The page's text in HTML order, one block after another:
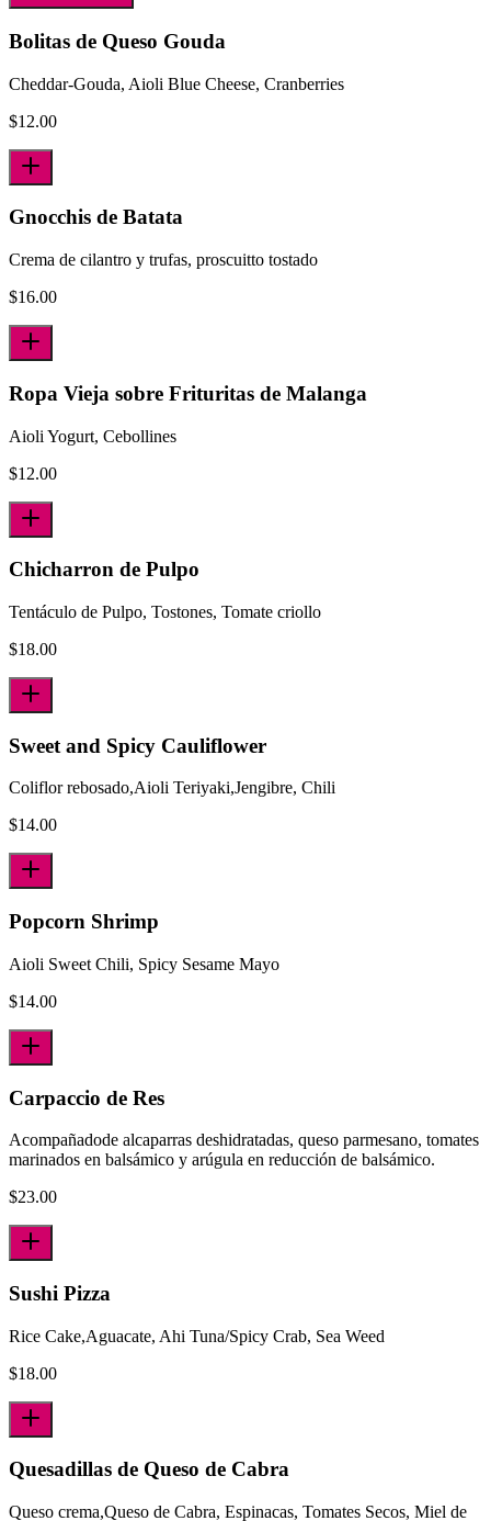
Bolitas de Queso Gouda
Cheddar-Gouda, Aioli Blue Cheese, Cranberries
$12.00
Gnocchis de Batata
Crema de cilantro y trufas, proscuitto tostado
$16.00
Ropa Vieja sobre Frituritas de Malanga
Aioli Yogurt, Cebollines
$12.00
Chicharron de Pulpo
Tentáculo de Pulpo, Tostones, Tomate criollo
$18.00
Sweet and Spicy Cauliflower
Coliflor rebosado,Aioli Teriyaki,Jengibre, Chili
$14.00
Popcorn Shrimp
Aioli Sweet Chili, Spicy Sesame Mayo
$14.00
Carpaccio de Res
Acompañadode alcaparras deshidratadas, queso parmesano, tomates
marinados en balsámico y arúgula en reducción de balsámico.
$23.00
Sushi Pizza
Rice Cake,Aguacate, Ahi Tuna/Spicy Crab, Sea Weed
$18.00
Quesadillas de Queso de Cabra
Queso crema,Queso de Cabra, Espinacas, Tomates Secos, Miel de